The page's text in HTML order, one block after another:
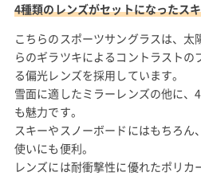
4種類のレンズがセットになったス
こちらのスポーツサングラスは、
らのギラツキによるコントラスト
る偏光レンズを採用しています。
雪面に適したミラーレンズの他に、
も魅力です。
スキーやスノーボードにはもちろ
使いにも便利。
レンズには耐衝撃性に優れたポリ